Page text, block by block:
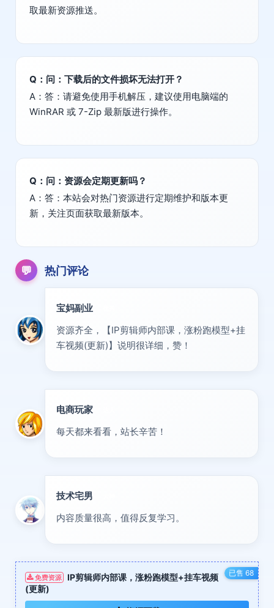
取最新资源推送。
Q：问：下载后的文件损坏无法打开？
A：答：请避免使用手机解压，建议使用电脑端的
WinRAR 或 7-Zip 最新版进行操作。
Q：问：资源会定期更新吗？
A：答：本站会对热门资源进行定期维护和版本更
新，关注页面获取最新版本。
💬 热门评论
宝妈副业
资源齐全，【IP剪辑师内部课，涨粉跑模型+挂
车视频(更新)】说明很详细，赞！
电商玩家
每天都来看看，站长辛苦！
技术宅男
内容质量很高，值得反复学习。
已售 68
免费资源
IP剪辑师内部课，涨粉跑模型+挂车视频
(更新)